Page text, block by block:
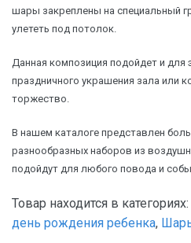
шары закреплены на специальный
улететь под потолок.
Данная композиция подойдет и
праздничного украшения зала или
торжество.
В нашем каталоге представлен
разнообразных наборов из
подойдут для любого повода и
Товар находится в категориях:
день рождения ребенка,